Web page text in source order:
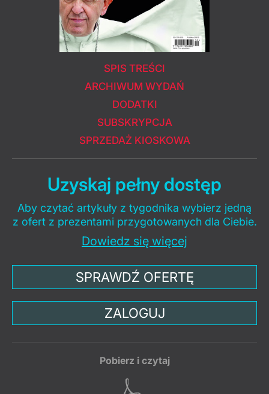
SPIS TREŚCI
ARCHIWUM WYDAŃ
DODATKI
SUBSKRYPCJA
SPRZEDAŻ KIOSKOWA
Uzyskaj pełny dostęp
Aby czytać artykuły z tygodnika wybierz jedną
z ofert z prezentami przygotowanych dla Ciebie.
Dowiedz się więcej
SPRAWDŹ OFERTĘ
ZALOGUJ
Pobierz i czytaj